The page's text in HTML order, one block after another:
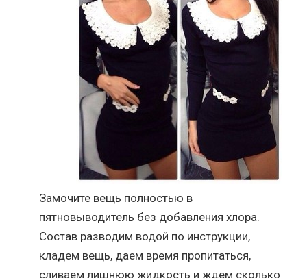
Замочите вещь полностью в
пятновыводитель без добавления хлора.
Состав разводим водой по инструкции,
кладем вещь, даем время пропитаться,
сливаем лишнюю жидкость и ждем сколько